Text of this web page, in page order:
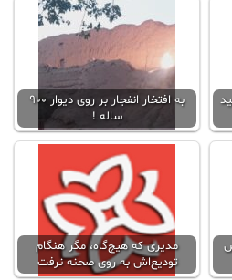
به افتخار انفجار بر روی دیوار 900
ساله !
مدیری که هیچ‌گاه، مگر هنگام
تودیع‌اش به روی صحنه نرفت